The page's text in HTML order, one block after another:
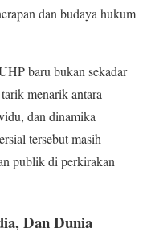
dan budaya hukum
baru bukan sekadar
menarik antara
dan dinamika
tersebut masih
publik di perkirakan
Dan Dunia